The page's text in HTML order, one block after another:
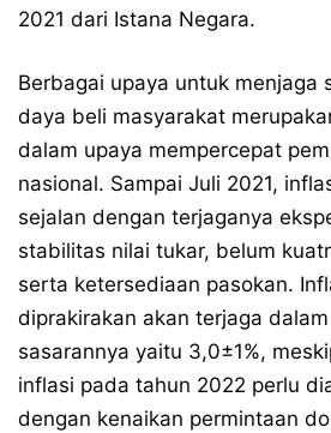
2021 dari Istana Negara.
Berbagai upaya untuk menjaga
daya beli masyarakat
dalam upaya mempercepat
nasional. Sampai Juli 2021,
sejalan dengan terjaganya
stabilitas nilai tukar, belum
serta ketersediaan pasokan.
diprakirakan akan terjaga
sasarannya yaitu 3,0±1%,
inflasi pada tahun 2022 perlu
dengan kenaikan permintaan